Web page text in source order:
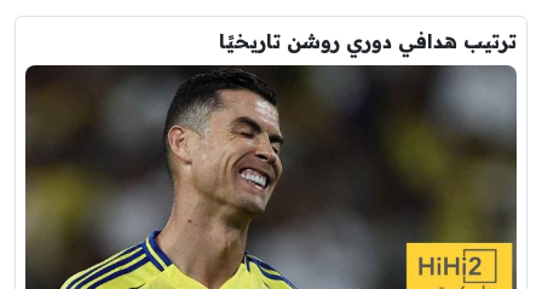
ترتيب هدافي دوري روشن تاريخيًا